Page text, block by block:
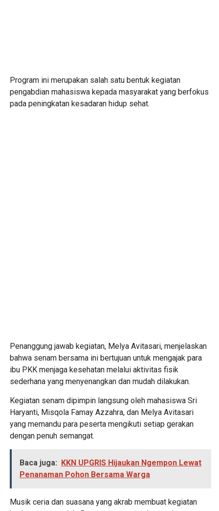
Program ini merupakan salah satu bentuk kegiatan
pengabdian mahasiswa kepada masyarakat yang berfokus
pada peningkatan kesadaran hidup sehat.
Penanggung jawab kegiatan, Melya Avitasari, menjelaskan
bahwa senam bersama ini bertujuan untuk mengajak para
ibu PKK menjaga kesehatan melalui aktivitas fisik
sederhana yang menyenangkan dan mudah dilakukan.
Kegiatan senam dipimpin langsung oleh mahasiswa Sri
Haryanti, Misqola Famay Azzahra, dan Melya Avitasari
yang memandu para peserta mengikuti setiap gerakan
dengan penuh semangat.
Baca juga: KKN UPGRIS Hijaukan Ngempon Lewat
Penanaman Pohon Bersama Warga
Musik ceria dan suasana yang akrab membuat kegiatan